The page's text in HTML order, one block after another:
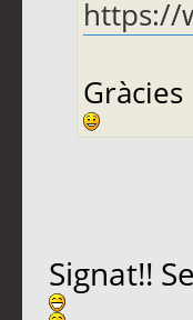
https://
Gràcies
Signat!!